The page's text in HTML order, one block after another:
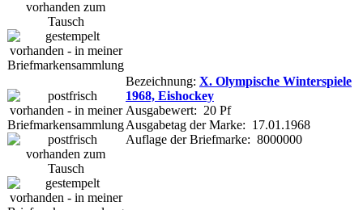
Bezeichnung: X. Olympische Winterspiele
1968, Eishockey
Ausgabewert: 20 Pf
Ausgabetag der Marke: 17.01.1968
Auflage der Briefmarke: 8000000